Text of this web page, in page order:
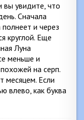
увидите, что
Сначала
полнеет и через
круглой. Еще
Луна
меньше и
на серп.
месяцем. Если
влево, как буква